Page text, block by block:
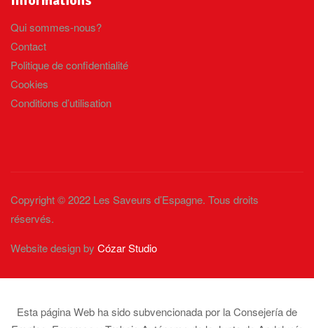
Qui sommes-nous?
Contact
Politique de confidentialité
Cookies
Conditions d’utilisation
Copyright © 2022 Les Saveurs d’Espagne. Tous droits
réservés.
Website design by Cózar Studio
Esta página Web ha sido subvencionada por la Consejería de